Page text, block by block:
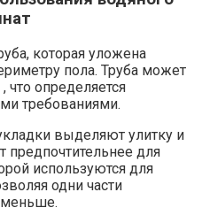
которая уложена
пола. Труба может
определяется
требованиями.
выделяют улитку и
предпочтительнее для
используются для
одни части
меньше.